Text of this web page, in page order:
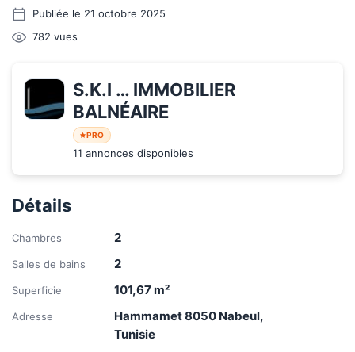
Publiée le 21 octobre 2025
782 vues
S.K.I … IMMOBILIER
BALNÉAIRE
PRO
11 annonces disponibles
Détails
Chambres 2
Salles de bains 2
Superficie 101,67m²
Adresse
Hammamet 8050 Nabeul,
Tunisie